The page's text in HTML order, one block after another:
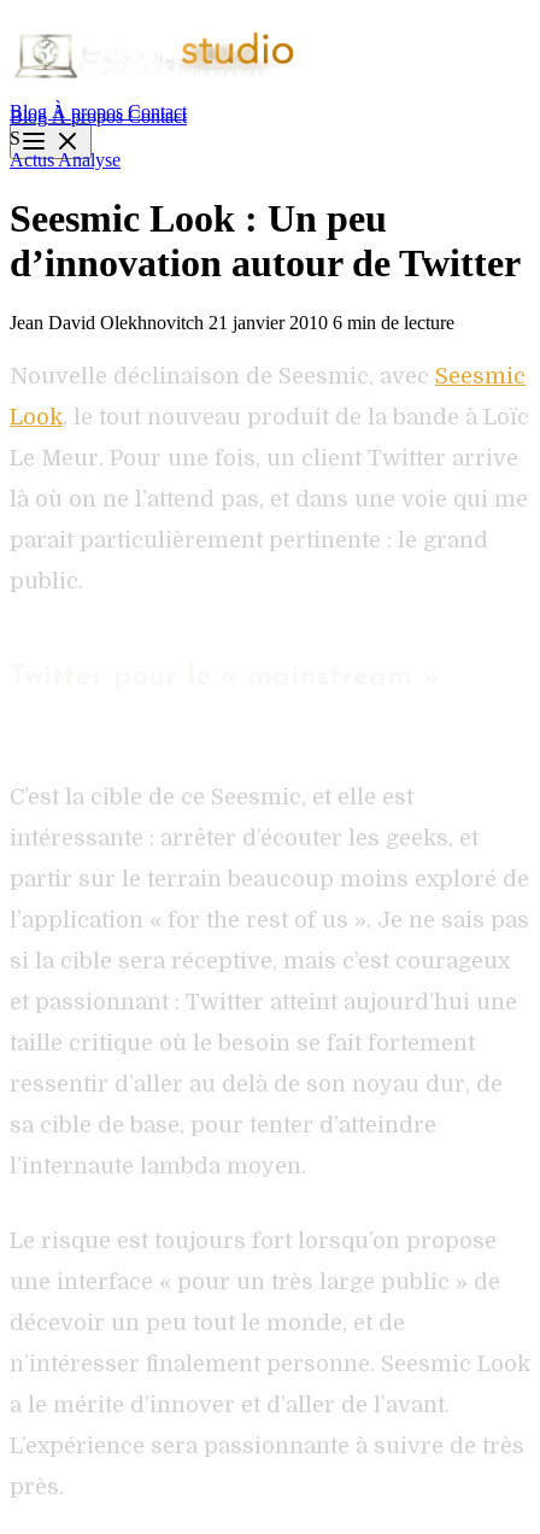
Blog À propos Contact
BlogÀ proposContact
S
ActusAnalyse
Seesmic Look : Un peu
d’innovation autour de Twitter
Jean David Olekhnovitch 21 janvier 2010 6 min de lecture
Nouvelle déclinaison de Seesmic, avec Seesmic
Look, le tout nouveau produit de la bande à Loïc
Le Meur. Pour une fois, un client Twitter arrive
là où on ne l’attend pas, et dans une voie qui me
parait particulièrement pertinente : le grand
public.
C’est la cible de ce Seesmic, et elle est
intéressante : arrêter d’écouter les geeks, et
partir sur le terrain beaucoup moins exploré de
l’application « for the rest of us ». Je ne sais pas
si la cible sera réceptive, mais c’est courageux
et passionnant : Twitter atteint aujourd’hui une
taille critique où le besoin se fait fortement
ressentir d’aller au delà de son noyau dur, de
sa cible de base, pour tenter d’atteindre
l’internaute lambda moyen.
Le risque est toujours fort lorsqu’on propose
une interface « pour un très large public » de
décevoir un peu tout le monde, et de
n’intéresser finalement personne. Seesmic Look
a le mérite d’innover et d’aller de l’avant.
L’expérience sera passionnante à suivre de très
près.